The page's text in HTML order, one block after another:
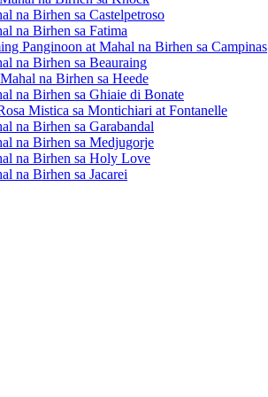
na Birhen sa Castelpetroso
na Birhen sa Fatima
Panginoon at Mahal na Birhen sa Campinas
na Birhen sa Beauraing
na Birhen sa Heede
na Birhen sa Ghiaie di Bonate
Mistica sa Montichiari at Fontanelle
na Birhen sa Garabandal
na Birhen sa Medjugorje
na Birhen sa Holy Love
na Birhen sa Jacarei